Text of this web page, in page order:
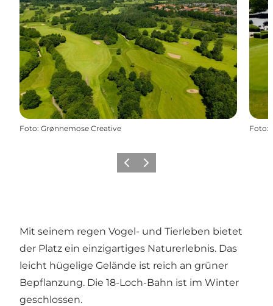
Foto: Grønnemose Creative Foto:
ZurückWeiter
Mit seinem regen Vogel- und Tierleben bietet
der Platz ein einzigartiges Naturerlebnis. Das
leicht hügelige Gelände ist reich an grüner
Bepflanzung. Die 18-Loch-Bahn ist im Winter
geschlossen.